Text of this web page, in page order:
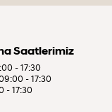
Saatlerimiz
- 17:30
- 17:30
- 17:30